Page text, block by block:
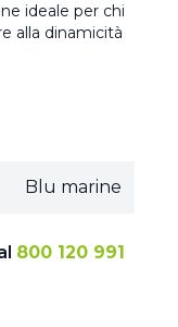
ideale per chi
alla dinamicità
Blu marine
800 120 991